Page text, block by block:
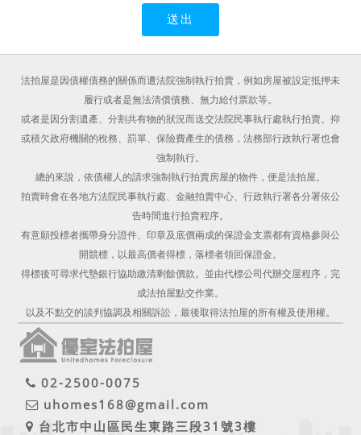
法拍屋是因債權債務的關係而遭法院強制執行拍賣，例如房屋被設定抵押未
履行或者是無法清償債務、無力給付票款等。
或者是因分割遺產、分割共有物的狀況而送交法院民事執行處執行拍賣。抑
或積欠政府機關的稅務、罰單、保險費產生的債務，法務部行政執行署也會
強制執行。
總的來說，依債權人的請求強制執行拍賣房屋的物件，便是法拍屋。
拍賣時會在各地方法院民事執行處、金融拍賣中心、行政執行署各分署依公
告時間進行拍賣程序。
有意願投標者攜帶身分證件、印章及底價兩成的保證金支票都有資格參與公
開競標，以最高價者得標，落標者領回保證金。
得標後可尋求代墊銀行協助繳清剩餘價款。並由代標公司代辦交屋程序，完
成法拍屋點交作業。
以及不點交的談判協調及相關訴訟，最後取得法拍屋的所有權及使用權。
02-2500-0075
uhomes168@gmail.com
台北市中山區民生東路三段31號3樓